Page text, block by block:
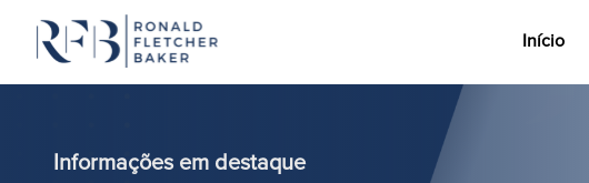
Início
Informações em destaque